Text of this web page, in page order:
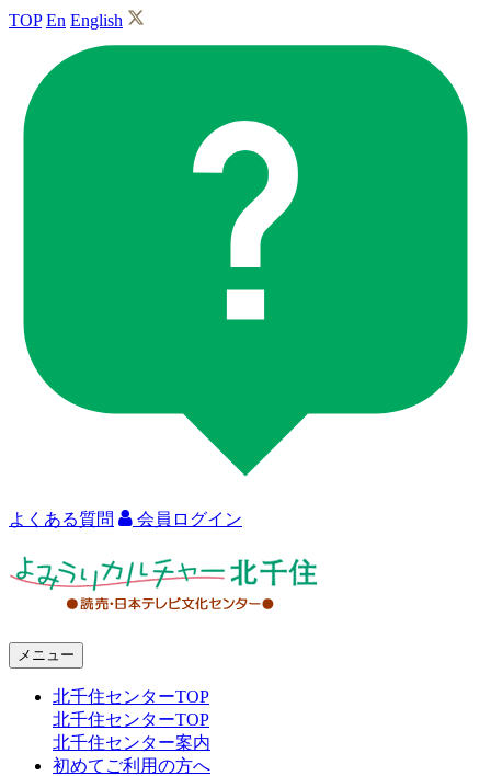
TOP En English
よくある質問 会員ログイン
メニュー
北千住センターTOP
北千住センターTOP
北千住センター案内
初めてご利用の方へ